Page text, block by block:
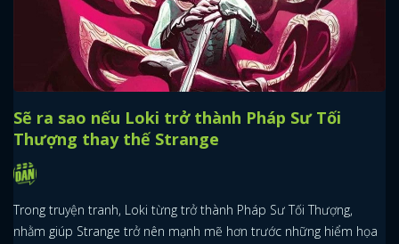
Sẽ ra sao nếu Loki trở thành Pháp Sư Tối
Thượng thay thế Strange
Trong truyện tranh, Loki từng trở thành Pháp Sư Tối Thượng,
nhằm giúp Strange trở nên mạnh mẽ hơn trước những hiểm họa